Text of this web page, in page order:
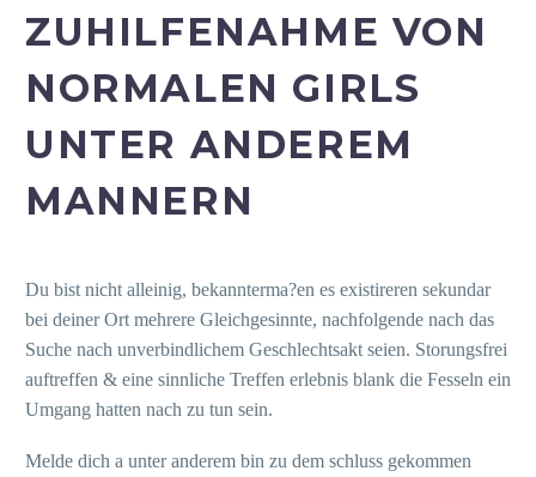
ZUHILFENAHME VON
NORMALEN GIRLS
UNTER ANDEREM
MANNERN
Du bist nicht alleinig, bekannterma?en es existireren sekundar
bei deiner Ort mehrere Gleichgesinnte, nachfolgende nach das
Suche nach unverbindlichem Geschlechtsakt seien. Storungsfrei
auftreffen & eine sinnliche Treffen erlebnis blank die Fesseln ein
Umgang hatten nach zu tun sein.
Melde dich a unter anderem bin zu dem schluss gekommen